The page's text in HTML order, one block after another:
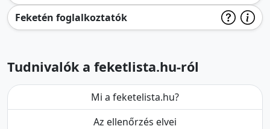
Feketén foglalkoztatók
Tudnivalók a feketlista.hu-ról
Mi a feketelista.hu?
Az ellenőrzés elvei